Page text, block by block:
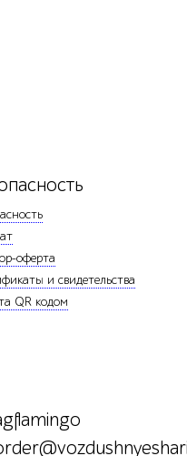
оферта
и свидетельства
QR кодом